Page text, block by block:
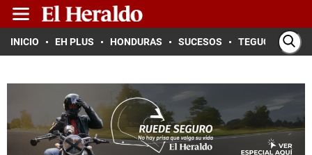
INICIO EH PLUS HONDURAS SUCESOS TEGUCIGALPA